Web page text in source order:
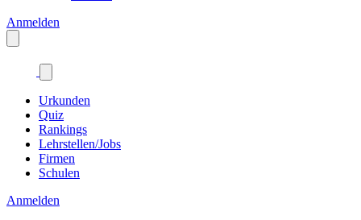
Anmelden
Urkunden
Quiz
Rankings
Lehrstellen/Jobs
Firmen
Schulen
Anmelden